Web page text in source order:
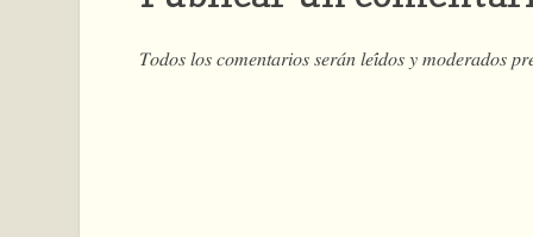
𝑇𝑜𝑑𝑜𝑠 𝑙𝑜𝑠 𝑐𝑜𝑚𝑒𝑛𝑡𝑎𝑟𝑖𝑜𝑠 𝑠𝑒𝑟𝑎́𝑛 𝑙𝑒𝑖́𝑑𝑜𝑠 𝑦 𝑚𝑜𝑑𝑒𝑟𝑎𝑑𝑜𝑠